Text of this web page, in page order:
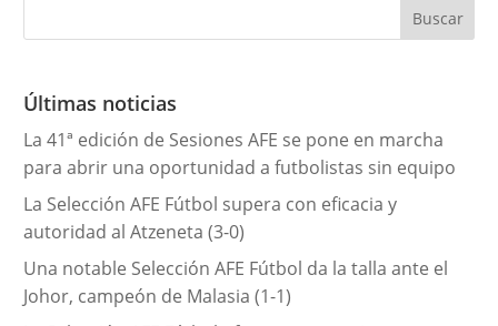
g
r
a
s
Últimas noticias
La 41ª edición de Sesiones AFE se pone en marcha
para abrir una oportunidad a futbolistas sin equipo
La Selección AFE Fútbol supera con eficacia y
autoridad al Atzeneta (3-0)
Una notable Selección AFE Fútbol da la talla ante el
Johor, campeón de Malasia (1-1)